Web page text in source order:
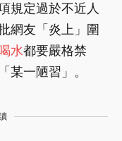
規定過於不近人
網友「炎上」圍
水都要嚴格禁
某一陋習」。